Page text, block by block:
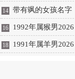
搬家吉日吉时查询
生运势 2015年属羊女
2026年健康运好吗
14 带有飒的女孩名字
女孩取名字带飒字有什
么名字好听
16 1992年属猴男2026
年桃花运 1992年属猴男
18 1991年属羊男2026